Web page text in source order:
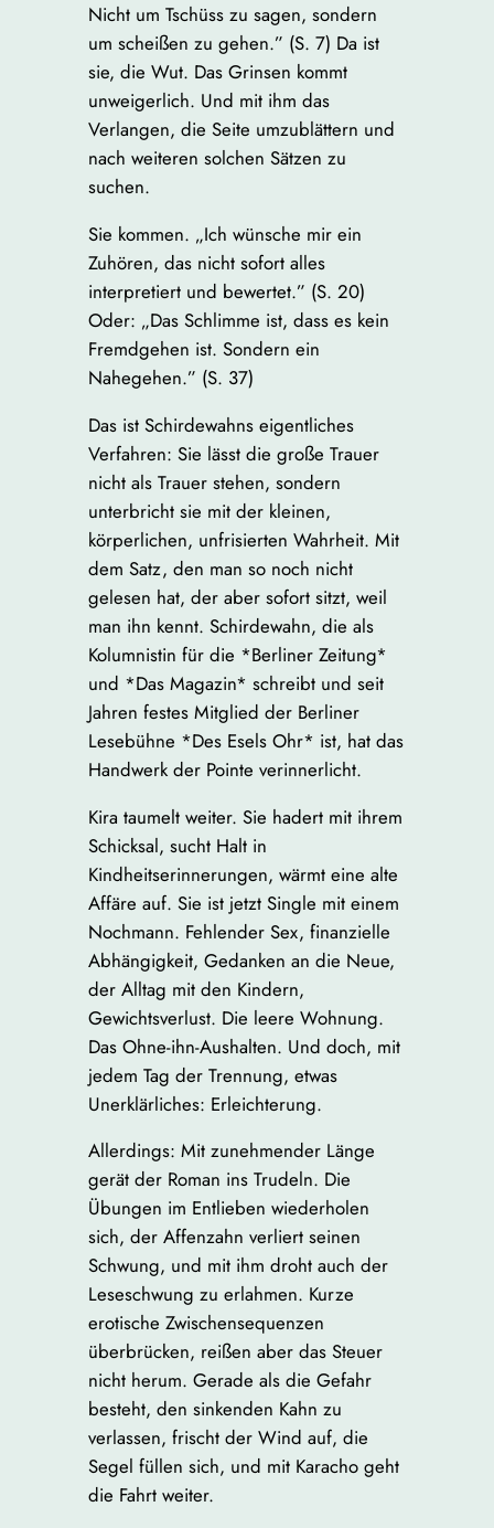
Nicht um Tschüss zu sagen, sondern
um scheißen zu gehen.” (S. 7) Da ist
sie, die Wut. Das Grinsen kommt
unweigerlich. Und mit ihm das
Verlangen, die Seite umzublättern und
nach weiteren solchen Sätzen zu
suchen.
Sie kommen. „Ich wünsche mir ein
Zuhören, das nicht sofort alles
interpretiert und bewertet.” (S. 20)
Oder: „Das Schlimme ist, dass es kein
Fremdgehen ist. Sondern ein
Nahegehen.” (S. 37)
Das ist Schirdewahns eigentliches
Verfahren: Sie lässt die große Trauer
nicht als Trauer stehen, sondern
unterbricht sie mit der kleinen,
körperlichen, unfrisierten Wahrheit. Mit
dem Satz, den man so noch nicht
gelesen hat, der aber sofort sitzt, weil
man ihn kennt. Schirdewahn, die als
Kolumnistin für die *Berliner Zeitung*
und *Das Magazin* schreibt und seit
Jahren festes Mitglied der Berliner
Lesebühne *Des Esels Ohr* ist, hat das
Handwerk der Pointe verinnerlicht.
Kira taumelt weiter. Sie hadert mit ihrem
Schicksal, sucht Halt in
Kindheitserinnerungen, wärmt eine alte
Affäre auf. Sie ist jetzt Single mit einem
Nochmann. Fehlender Sex, finanzielle
Abhängigkeit, Gedanken an die Neue,
der Alltag mit den Kindern,
Gewichtsverlust. Die leere Wohnung.
Das Ohne-ihn-Aushalten. Und doch, mit
jedem Tag der Trennung, etwas
Unerklärliches: Erleichterung.
Allerdings: Mit zunehmender Länge
gerät der Roman ins Trudeln. Die
Übungen im Entlieben wiederholen
sich, der Affenzahn verliert seinen
Schwung, und mit ihm droht auch der
Leseschwung zu erlahmen. Kurze
erotische Zwischensequenzen
überbrücken, reißen aber das Steuer
nicht herum. Gerade als die Gefahr
besteht, den sinkenden Kahn zu
verlassen, frischt der Wind auf, die
Segel füllen sich, und mit Karacho geht
die Fahrt weiter.